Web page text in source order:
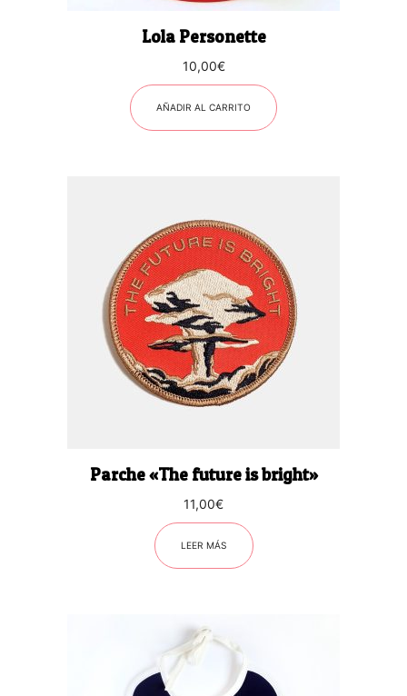
Lola Personette
10,00€
AÑADIR AL CARRITO
Parche «The future is bright»
11,00€
LEER MÁS